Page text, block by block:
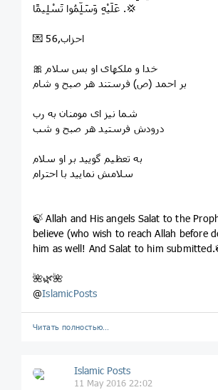
عَلَيْهِ وَسَلِّمُوا تَسْلِيمًا .💢
💌 احزاب,56
🎀 خدا و ملکهای او بس سلام
بر احمد (ص) فرستند هر صبح و شام
شما نیز ای مومنان به رب
درودش فرستید هر صبح و شب
به تعظیم گویید بر او سلام
سلامش نمایید با احترام
🍃 Allah and His angels Salat to the
believe (who wish to reach Allah before
him as well! And Salat to him
🌺🌿🌺
@IslamicPosts
Читать полностью…
Islamic Posts
11 May 2016 22:02